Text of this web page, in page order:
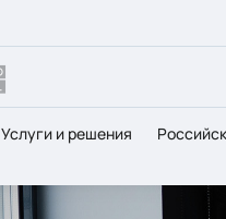
Услуги и решения